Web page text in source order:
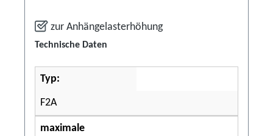
zur Anhängelasterhöhung
Technische Daten
Typ:
F2A
maximale